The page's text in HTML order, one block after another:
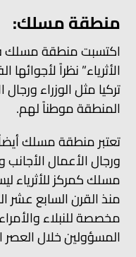
منطقة مسلك:
اكتسبت منطقة مسلك
الأثرياء” نظراً
تركيا مثل الوزراء
المنطقة موطناً لهم.
تعتبر منطقة مسلك
ورجال الأعمال الأجانب
مسلك كمركز للأثرياء
منذ القرن السابع عشر
مخصصة للنبلاء
المسؤولين خلال العصر